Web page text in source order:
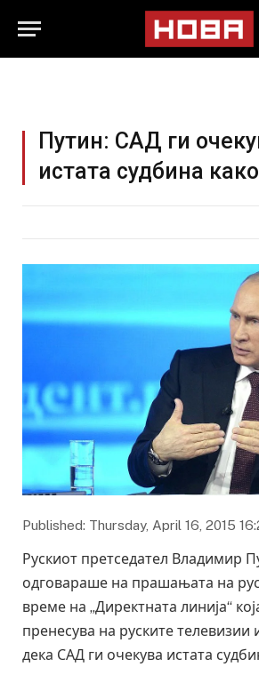
Путин: САД ги
истата судбина
Published: Thursday, April 16, 2015
Рускиот претседател Владимир
одговараше на прашањата на
време на „Директната линија“
пренесува на руските телевизии
дека САД ги очекува истата